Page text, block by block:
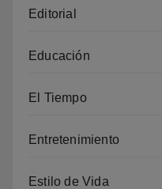
Editorial
Educación
El Tiempo
Entretenimiento
Estilo de Vida